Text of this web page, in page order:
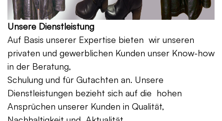
Unsere Dienstleistung
Auf Basis unserer Expertise bieten wir unseren
privaten und gewerblichen Kunden unser Know-how
in der Beratung,
Schulung und für Gutachten an. Unsere
Dienstleistungen bezieht sich auf die hohen
Ansprüchen unserer Kunden in Qualität,